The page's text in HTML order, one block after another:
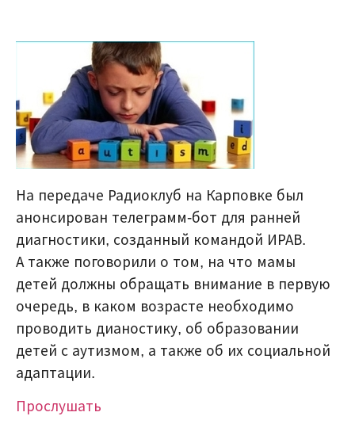
На передаче Радиоклуб на Карповке был
анонсирован телеграмм-бот для ранней
диагностики, созданный командой ИРАВ.
А также поговорили о том, на что мамы
детей должны обращать внимание в первую
очередь, в каком возрасте необходимо
проводить дианостику, об образовании
детей с аутизмом, а также об их социальной
адаптации.
Прослушать